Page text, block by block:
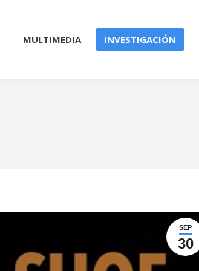
MULTIMEDIA INVESTIGACIÓN
SEP
30